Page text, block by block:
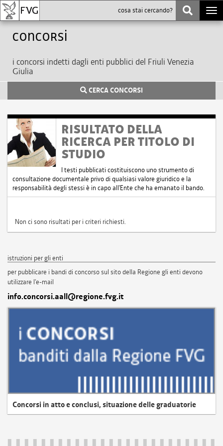
Concorsi
i concorsi indetti dagli enti pubblici del Friuli Venezia
Giulia
CERCA CONCORSI
RISULTATO DELLA
RICERCA PER TITOLO DI
STUDIO
I testi pubblicati costituiscono uno strumento di
consultazione documentale privo di qualsiasi valore giuridico e la
responsabilità degli stessi è in capo all'Ente che ha emanato il bando.
Non ci sono risultati per i criteri richiesti.
istruzioni per gli enti
per pubblicare i bandi di concorso sul sito della Regione gli enti devono
utilizzare l'e-mail
info.concorsi.aall@regione.fvg.it
Concorsi in atto e conclusi, situazione delle graduatorie